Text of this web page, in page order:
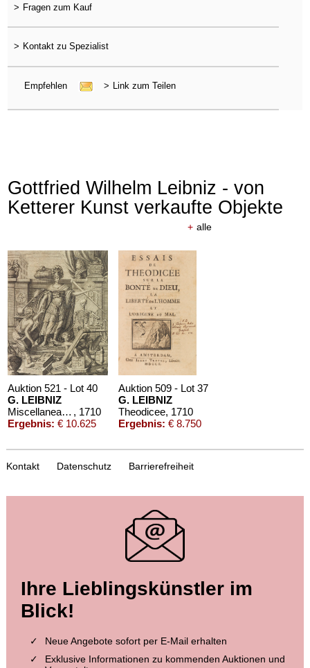
> Fragen zum Kauf
> Kontakt zu Spezialist
Empfehlen > Link zum Teilen
Gottfried Wilhelm Leibniz - von
Ketterer Kunst verkaufte Objekte
+ alle
Auktion 521 - Lot 40
G. LEIBNIZ
Miscellanea Berolinensia , 1710
Ergebnis: € 10.625
Auktion 509 - Lot 37
G. LEIBNIZ
Theodicee, 1710
Ergebnis: € 8.750
Auktion 385 - Lot 52
G. LEIBNIZ
Essais de theodicée. 1710.
Ergebnis:€ 7.080
Auktion 604 - Lot 259
G. LEIBNIZ
Eigh. Zahlungsaufforderung
Kontakt Datenschutz Barrierefreiheit
Ihre Lieblingskünstler im
Blick!
Neue Angebote sofort per E-Mail erhalten
Exklusive Informationen zu kommenden Auktionen und